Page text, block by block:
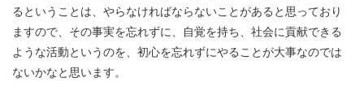
るということは、やらなければならないことがあると思っており
ますので、その事実を忘れずに、自覚を持ち、社会に貢献できる
ような活動というのを、初心を忘れずにやることが大事なのでは
ないかなと思います。